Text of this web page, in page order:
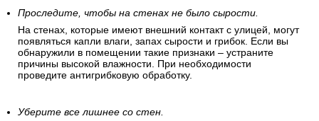
Проследите, чтобы на стенах не было сырости.
На стенах, которые имеют внешний контакт с улицей, могут
появляться капли влаги, запах сырости и грибок. Если вы
обнаружили в помещении такие признаки – устраните
причины высокой влажности. При необходимости
проведите антигрибковую обработку.
Уберите все лишнее со стен.